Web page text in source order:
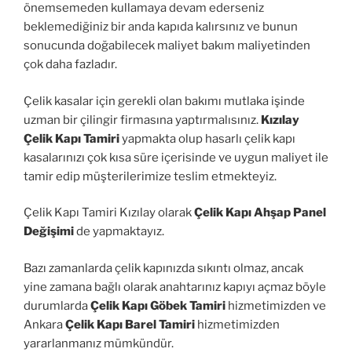
önemsemeden kullamaya devam ederseniz
beklemediğiniz bir anda kapıda kalırsınız ve bunun
sonucunda doğabilecek maliyet bakım maliyetinden
çok daha fazladır.
Çelik kasalar için gerekli olan bakımı mutlaka işinde
uzman bir çilingir firmasına yaptırmalısınız. Kızılay
Çelik Kapı Tamiriyapmakta olup hasarlı çelik kapı
kasalarınızı çok kısa süre içerisinde ve uygun maliyet ile
tamir edip müşterilerimize teslim etmekteyiz.
Çelik Kapı Tamiri Kızılay olarakÇelik Kapı Ahşap Panel
Değişimide yapmaktayız.
Bazı zamanlarda çelik kapınızda sıkıntı olmaz, ancak
yine zamana bağlı olarak anahtarınız kapıyı açmaz böyle
durumlardaÇelik Kapı Göbek Tamiri hizmetimizden ve
AnkaraÇelik Kapı Barel Tamiri hizmetimizden
yararlanmanız mümkündür.